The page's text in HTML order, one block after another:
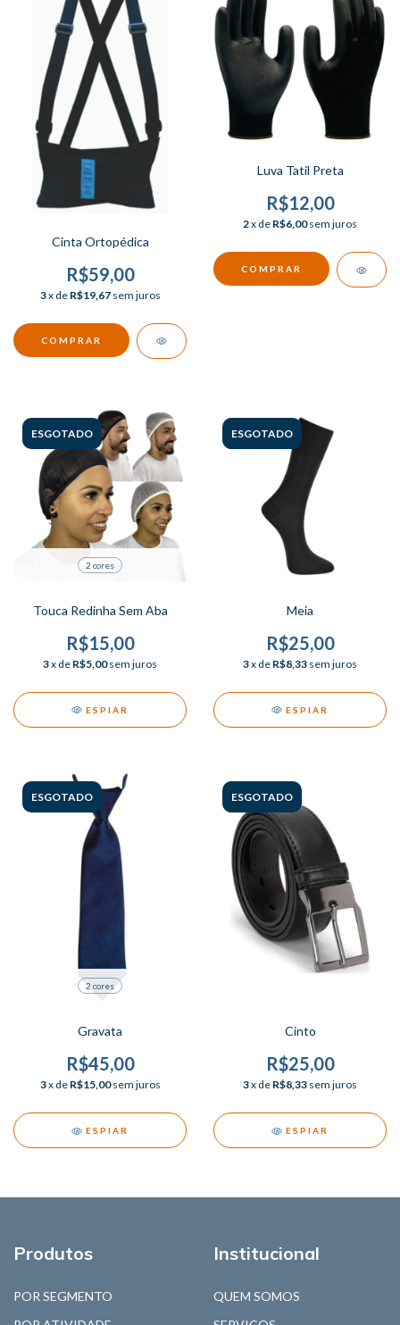
Cinta Ortopédica
R$59,00
3x de R$19,67 sem juros
COMPRAR
Luva Tatil Preta
R$12,00
2x de R$6,00 sem juros
ESGOTADO
2 cores
Touca Redinha Sem Aba
R$15,00
3x de R$5,00 sem juros
ESPIAR
ESGOTADO
Meia
R$25,00
3x de R$8,33 sem juros
ESPIAR
ESGOTADO
2 cores
Gravata
R$45,00
3x de R$15,00 sem juros
ESPIAR
ESGOTADO
Cinto
R$25,00
3x de R$8,33 sem juros
ESPIAR
Produtos
POR SEGMENTO
Institucional
QUEM SOMOS